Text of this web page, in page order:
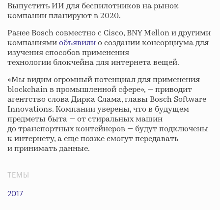
Выпустить ИИ для беспилотников на рынок
компании планируют в 2020.
Ранее Bosch совместно с Cisco, BNY Mellon и другими
компаниямиобъявилио создании консорциума для
изучения способов применения
технологии блокчейна для интернета вещей.
«Мы видим огромный потенциал для применения
blockchain в промышленной сфере», — приводит
агентство слова Дирка Слама, главы Bosch Software
Innovations. Компании уверены, что в будущем
предметы быта — от стиральных машин
до транспортных контейнеров — будут подключены
к интернету, а еще позже смогут передавать
и принимать данные.
ТЕМЫ
2017